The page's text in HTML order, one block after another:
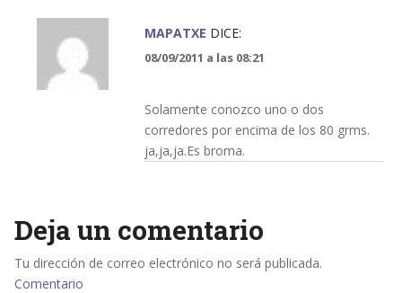
MAPATXE DICE:
08/09/2011 a las 08:21
Solamente conozco uno o dos
corredores por encima de los 80 grms.
ja,ja,ja.Es broma.
Deja un comentario
Tu dirección de correo electrónico no será publicada.
Comentario